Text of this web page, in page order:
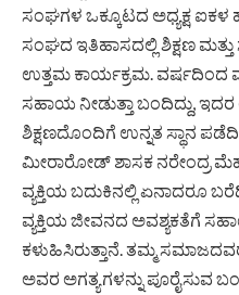
ಸಂಘಗಳ ಒಕ್ಕೂಟದ ಅಧ್ಯಕ್ಷ
ಸಂಘದ ಇತಿಹಾಸದಲ್ಲಿ ಶಿಕ್ಷಣ
ಉತ್ತಮ ಕಾರ್ಯಕ್ರಮ. ವರ್ಷದಿಂದ
ಸಹಾಯ ನೀಡುತ್ತಾ ಬಂದಿದ್ದು,
ಶಿಕ್ಷಣದೊಂದಿಗೆ ಉನ್ನತ ಸ್ಥಾನ
ಮೀರಾರೋಡ್ ಶಾಸಕ ನರೇಂದ್ರ
ವ್ಯಕ್ತಿಯ ಬದುಕಿನಲ್ಲಿ ಏನಾದರೂ
ವ್ಯಕ್ತಿಯ ಜೀವನದ ಅವಶ್ಯಕತೆಗೆ
ಕಳುಹಿಸಿರುತ್ತಾನೆ. ತಮ್ಮ
ಅವರ ಅಗತ್ಯಗಳನ್ನು ಪೂರೈಸುವ